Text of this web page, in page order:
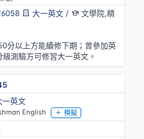
大一英文/
文學院,精
分以上方能續修下期；曾參加英
級測驗方可修習大一英文。
一英文
English 模擬